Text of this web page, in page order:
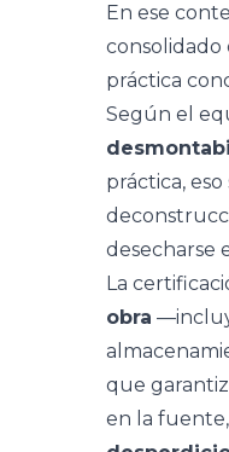
En ese
práctica
Según el
práctica,
desecharse
La
obra
que
en la fuente,